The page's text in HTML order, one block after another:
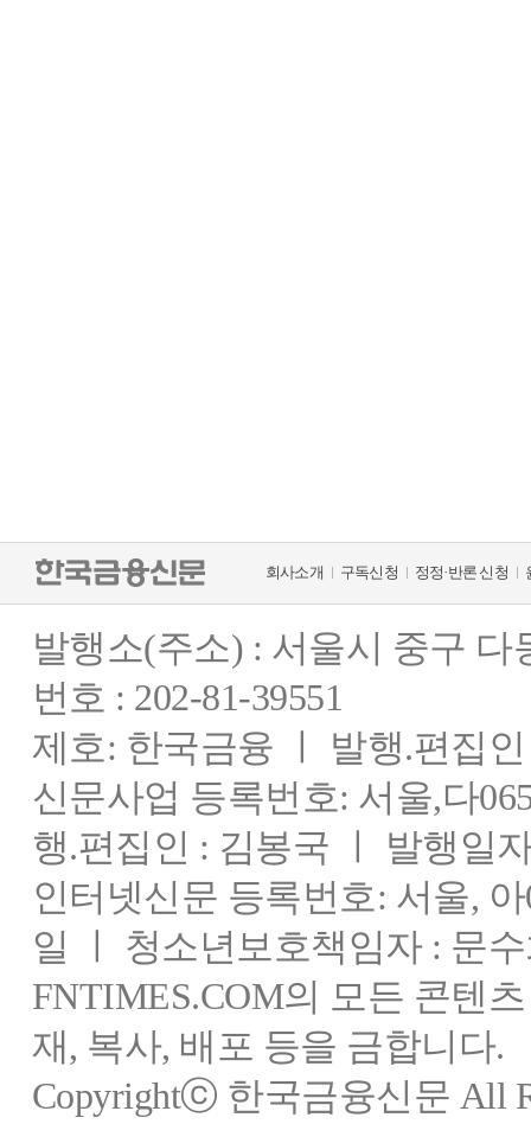
회사소개 구독신청 정정·반론 신청
발행소(주소) : 서울시 중구
번호 : 202-81-39551
제호: 한국금융 ㅣ 발행.편집
신문사업 등록번호: 서울,다
행.편집인 : 김봉국 ㅣ 발행일
인터넷신문 등록번호: 서울,
일 ㅣ 청소년보호책임자 : 문
FNTIMES.COM의 모든 콘텐
재, 복사, 배포 등을 금합니다.
Copyrightⓒ 한국금융신문 All